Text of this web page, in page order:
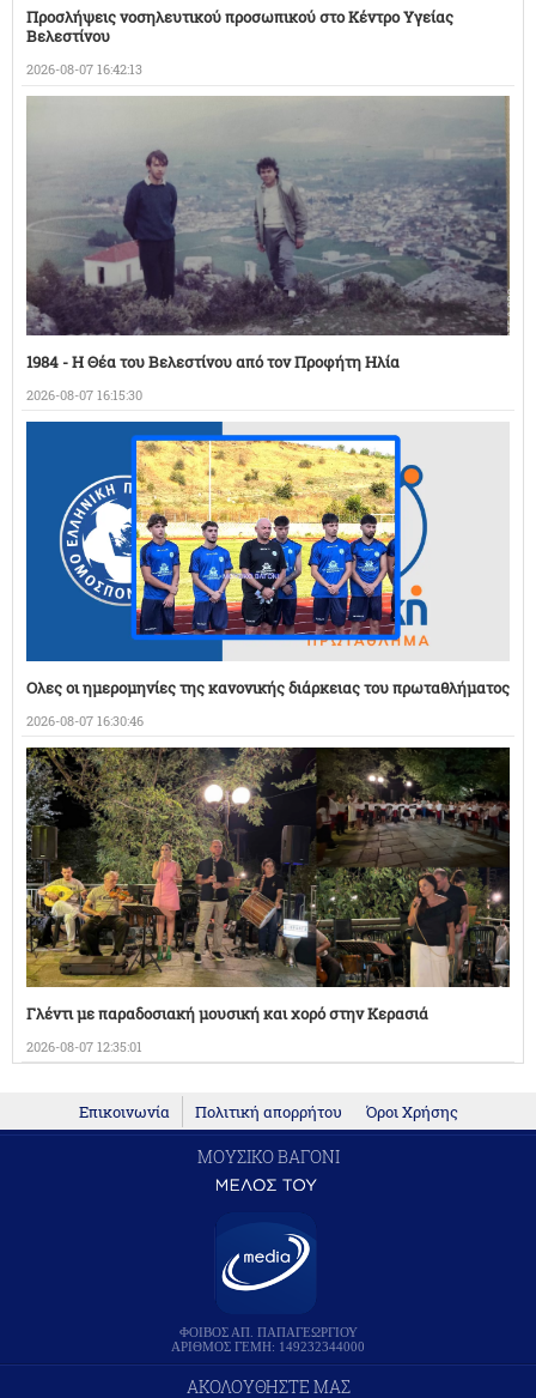
Προσλήψεις νοσηλευτικού προσωπικού στο Κέντρο Υγείας
Βελεστίνου
2026-08-07 16:42:13
1984 - Η Θέα του Βελεστίνου από τον Προφήτη Ηλία
2026-08-07 16:15:30
Ολες οι ημερομηνίες της κανονικής διάρκειας του πρωταθλήματος
2026-08-07 16:30:46
Γλέντι με παραδοσιακή μουσική και χορό στην Κερασιά
2026-08-07 12:35:01
Επικοινωνία Πολιτική απορρήτου Όροι Χρήσης
ΜΟΥΣΙΚΟ ΒΑΓΟΝΙ
ΦΟΙΒΟΣ ΑΠ. ΠΑΠΑΓΕΩΡΓΙΟΥ
ΑΡΙΘΜΟΣ ΓΕΜΗ: 149232344000
ΑΚΟΛΟΥΘΗΣΤΕ ΜΑΣ